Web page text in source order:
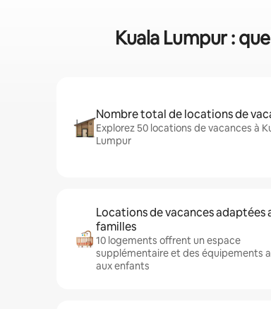
Kuala Lumpur :
Nombre total de locations de
Explorez 50 locations de vacances à
Lumpur
Locations de vacances adaptées
familles
10 logements offrent un espace
supplémentaire et des équipements
aux enfants